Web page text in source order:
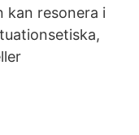
kan resonera i